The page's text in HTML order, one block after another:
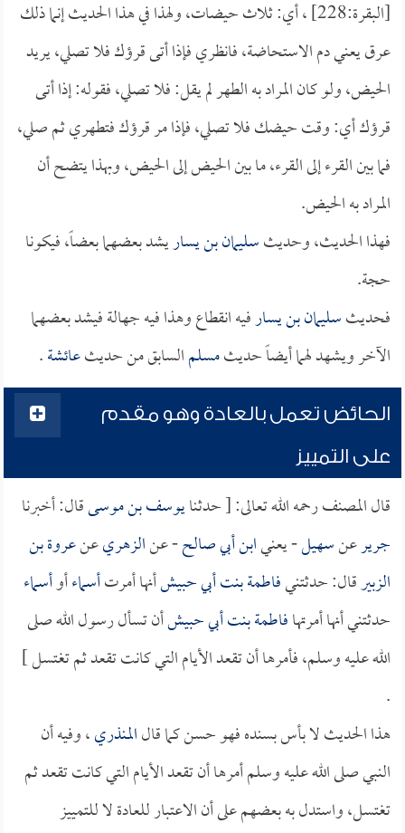
[البقرة:228] ، أي: ثلاث حيضات، ولهذا في هذا الحديث إنما ذلك
عرق يعني دم الاستحاضة، فانظري فإذا أتى قرؤك فلا تصلي، يريد
الحيض، ولو كان المراد به الطهر لم يقل: فلا تصلي، فقوله: إذا أتى
قرؤك أي: وقت حيضك فلا تصلي، فإذا مر قرؤك فتطهري ثم صلي،
فما بين القرء إلى القرء، ما بين الحيض إلى الحيض، وبهذا يتضح أن
المراد به الحيض.
فهذا الحديث، وحديثسليمان بن يساريشد بعضهما بعضاً، فيكونا
حجة.
فحديثسليمان بن يسارفيه انقطاع وهذا فيه جهالة فيشد بعضهما
الآخر ويشهد لهما أيضاً حديثمسلمالسابق من حديثعائشة.
الحائض تعمل بالعادة وهو مقدم
على التمييز
قال المصنف رحمه الله تعالى: [ حدثنايوسف بن موسىقال: أخبرنا
جريرعنسهيل- يعنيابن أبي صالح- عنالزهريعنعروة بن
الزبيرقال: حدثتنيفاطمة بنت أبي حبيشأنها أمرتأسماءأوأسماء
حدثتني أنها أمرتهافاطمة بنت أبي حبيشأن تسأل رسول الله صلى
الله عليه وسلم، فأمرها أن تقعد الأيام التي كانت تقعد ثم تغتسل ]
.
هذا الحديث لا بأس بسنده فهو حسن كما قالالمنذري، وفيه أن
النبي صلى الله عليه وسلم أمرها أن تقعد الأيام التي كانت تقعد ثم
تغتسل، واستدل به بعضهم على أن الاعتبار للعادة لا للتمييز